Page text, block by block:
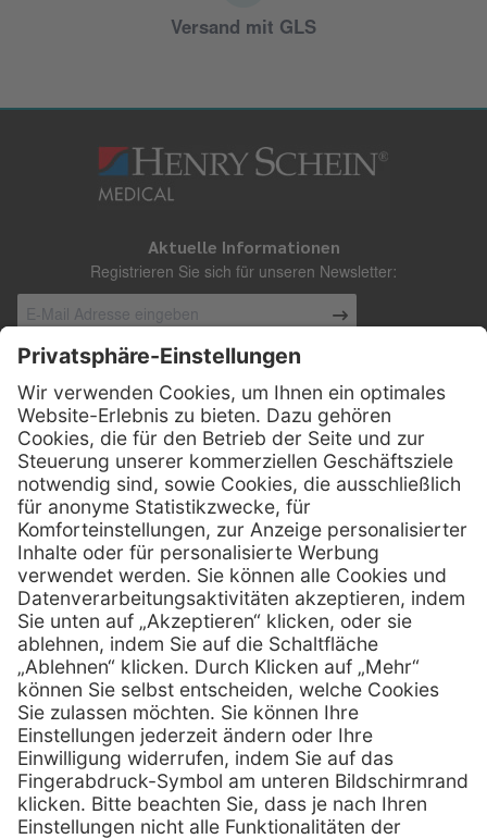
Versand mit GLS
Aktuelle Informationen
Registrieren Sie sich für unseren Newsletter:
Kontakt
Henry Schein Medical Austria GmbH
Schönbrunner Straße 297
A-1120 Wien
01 / 718 19 61 99
Telefax:01 / 718 19 61 23
E-Mail: info @ henryscheinmed.at
Services
Vorteile
Eigenmarke
Leasing
Technischer Service
Kataloge / Downloads
Hilfe
FAQs
Kontakt
Außendienst
Lob & Kritik
Retoure anmelden